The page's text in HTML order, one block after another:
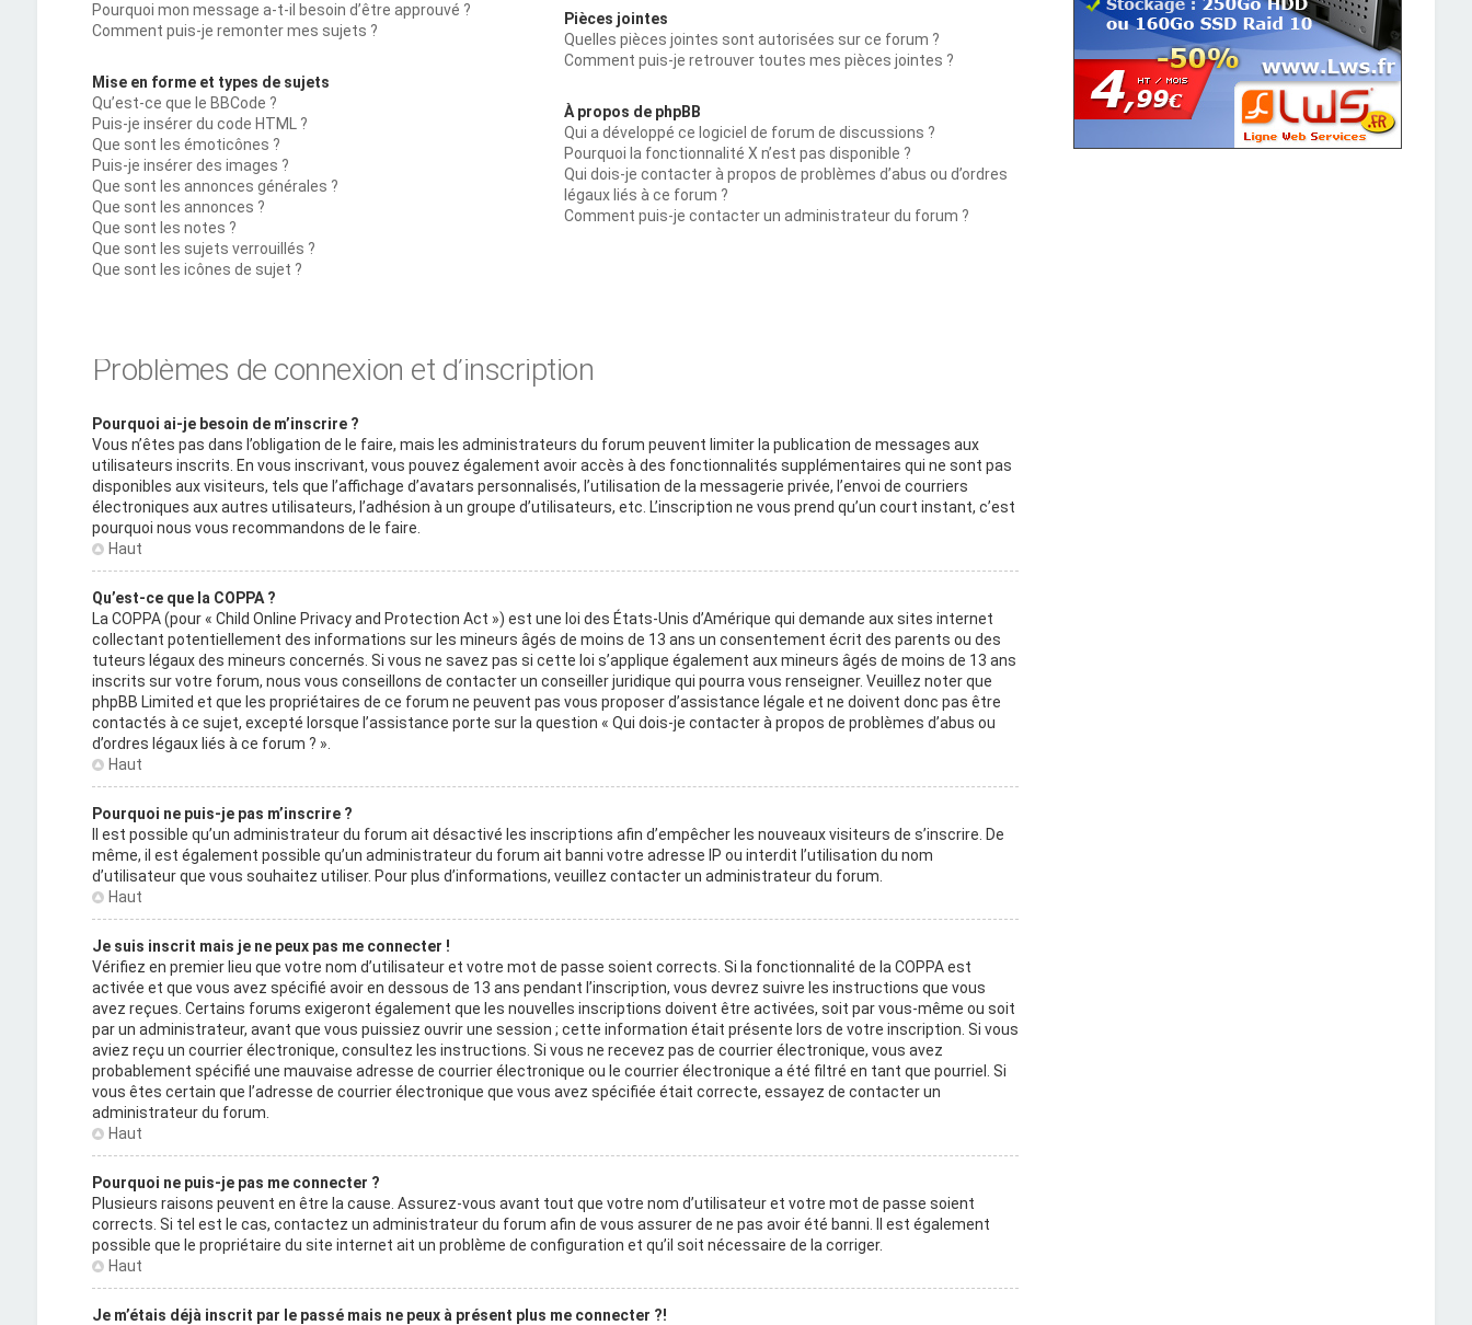
Pourquoi mon message a-t-il besoin d’être approuvé ?
Comment puis-je remonter mes sujets ?
Mise en forme et types de sujets
Qu’est-ce que le BBCode ?
Puis-je insérer du code HTML ?
Que sont les émoticônes ?
Puis-je insérer des images ?
Que sont les annonces générales ?
Que sont les annonces ?
Que sont les notes ?
Que sont les sujets verrouillés ?
Que sont les icônes de sujet ?
Pièces jointes
Quelles pièces jointes sont autorisées sur ce forum ?
Comment puis-je retrouver toutes mes pièces jointes ?
À propos de phpBB
Qui a développé ce logiciel de forum de discussions ?
Pourquoi la fonctionnalité X n’est pas disponible ?
Qui dois-je contacter à propos de problèmes d’abus ou d’ordres
légaux liés à ce forum ?
Comment puis-je contacter un administrateur du forum ?
Problèmes de connexion et d’inscription
Pourquoi ai-je besoin de m’inscrire ?
Vous n’êtes pas dans l’obligation de le faire, mais les administrateurs du forum peuvent limiter la publication de messages aux
utilisateurs inscrits. En vous inscrivant, vous pouvez également avoir accès à des fonctionnalités supplémentaires qui ne sont pas
disponibles aux visiteurs, tels que l’affichage d’avatars personnalisés, l’utilisation de la messagerie privée, l’envoi de courriers
électroniques aux autres utilisateurs, l’adhésion à un groupe d’utilisateurs, etc. L’inscription ne vous prend qu’un court instant, c’est
pourquoi nous vous recommandons de le faire.
Haut
Qu’est-ce que la COPPA ?
La COPPA (pour « Child Online Privacy and Protection Act ») est une loi des États-Unis d’Amérique qui demande aux sites internet
collectant potentiellement des informations sur les mineurs âgés de moins de 13 ans un consentement écrit des parents ou des
tuteurs légaux des mineurs concernés. Si vous ne savez pas si cette loi s’applique également aux mineurs âgés de moins de 13 ans
inscrits sur votre forum, nous vous conseillons de contacter un conseiller juridique qui pourra vous renseigner. Veuillez noter que
phpBB Limited et que les propriétaires de ce forum ne peuvent pas vous proposer d’assistance légale et ne doivent donc pas être
contactés à ce sujet, excepté lorsque l’assistance porte sur la question « Qui dois-je contacter à propos de problèmes d’abus ou
d’ordres légaux liés à ce forum ? ».
Haut
Pourquoi ne puis-je pas m’inscrire ?
Il est possible qu’un administrateur du forum ait désactivé les inscriptions afin d’empêcher les nouveaux visiteurs de s’inscrire. De
même, il est également possible qu’un administrateur du forum ait banni votre adresse IP ou interdit l’utilisation du nom
d’utilisateur que vous souhaitez utiliser. Pour plus d’informations, veuillez contacter un administrateur du forum.
Haut
Je suis inscrit mais je ne peux pas me connecter !
Vérifiez en premier lieu que votre nom d’utilisateur et votre mot de passe soient corrects. Si la fonctionnalité de la COPPA est
activée et que vous avez spécifié avoir en dessous de 13 ans pendant l’inscription, vous devrez suivre les instructions que vous
avez reçues. Certains forums exigeront également que les nouvelles inscriptions doivent être activées, soit par vous-même ou soit
par un administrateur, avant que vous puissiez ouvrir une session ; cette information était présente lors de votre inscription. Si vous
aviez reçu un courrier électronique, consultez les instructions. Si vous ne recevez pas de courrier électronique, vous avez
probablement spécifié une mauvaise adresse de courrier électronique ou le courrier électronique a été filtré en tant que pourriel. Si
vous êtes certain que l’adresse de courrier électronique que vous avez spécifiée était correcte, essayez de contacter un
administrateur du forum.
Haut
Pourquoi ne puis-je pas me connecter ?
Plusieurs raisons peuvent en être la cause. Assurez-vous avant tout que votre nom d’utilisateur et votre mot de passe soient
corrects. Si tel est le cas, contactez un administrateur du forum afin de vous assurer de ne pas avoir été banni. Il est également
possible que le propriétaire du site internet ait un problème de configuration et qu’il soit nécessaire de la corriger.
Haut
Je m’étais déjà inscrit par le passé mais ne peux à présent plus me connecter ?!